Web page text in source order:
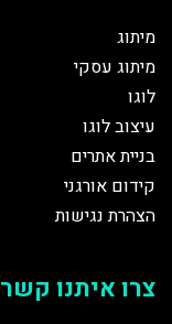
מיתוג
מיתוג עסקי
לוגו
עיצוב לוגו
בניית אתרים
קידום אורגני
הצהרת נגישות
צרו איתנו קשר